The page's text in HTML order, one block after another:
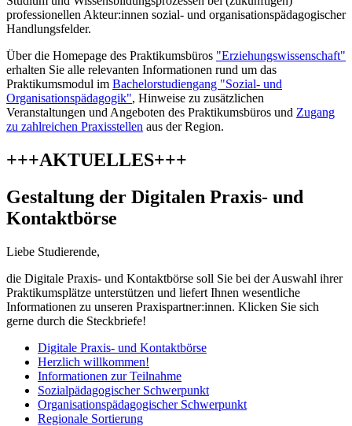
professionellen Akteur:innen sozial- und organisationspädagogischer
Handlungsfelder.
Über die Homepage des Praktikumsbüros "Erziehungswissenschaft"
erhalten Sie alle relevanten Informationen rund um das
Praktikumsmodul im Bachelorstudiengang "Sozial- und
Organisationspädagogik", Hinweise zu zusätzlichen
Veranstaltungen und Angeboten des Praktikumsbüros und Zugang
zu zahlreichen Praxisstellen aus der Region.
+++AKTUELLES+++
Gestaltung der Digitalen Praxis- und
Kontaktbörse
Liebe Studierende,
die Digitale Praxis- und Kontaktbörse soll Sie bei der Auswahl ihrer
Praktikumsplätze unterstützen und liefert Ihnen wesentliche
Informationen zu unseren Praxispartner:innen. Klicken Sie sich
gerne durch die Steckbriefe!
Digitale Praxis- und Kontaktbörse
Herzlich willkommen!
Informationen zur Teilnahme
Sozialpädagogischer Schwerpunkt
Organisationspädagogischer Schwerpunkt
Regionale Sortierung